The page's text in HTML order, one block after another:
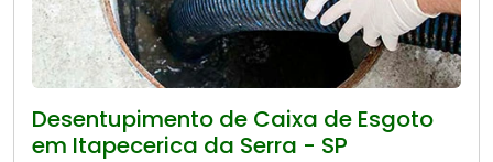
Desentupimento de Caixa de Esgoto
em Itapecerica da Serra - SP